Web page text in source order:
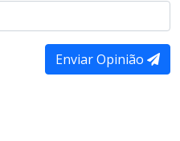
Enviar Opinião